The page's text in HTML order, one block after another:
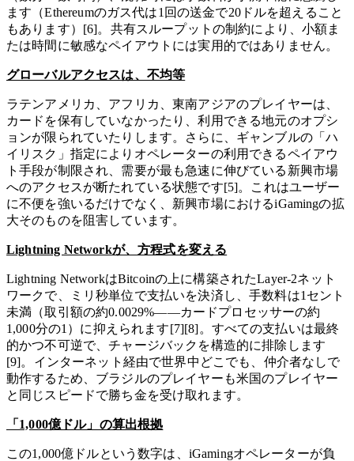
ます（Ethereumのガス代は1回の送金で20ドルを超えること
もあります）[6]。共有スループットの制約により、小額ま
たは時間に敏感なペイアウトには実用的ではありません。
グローバルアクセスは、不均等
ラテンアメリカ、アフリカ、東南アジアのプレイヤーは、
カードを保有していなかったり、利用できる地元のオプシ
ョンが限られていたりします。さらに、ギャンブルの「ハ
イリスク」指定によりオペレーターの利用できるペイアウ
ト手段が制限され、需要が最も急速に伸びている新興市場
へのアクセスが断たれている状態です[5]。これはユーザー
に不便を強いるだけでなく、新興市場におけるiGamingの拡
大そのものを阻害しています。
Lightning Networkが、方程式を変える
Lightning NetworkはBitcoinの上に構築されたLayer-2ネット
ワークで、ミリ秒単位で支払いを決済し、手数料は1セント
未満（取引額の約0.0029%——カードプロセッサーの約
1,000分の1）に抑えられます[7][8]。すべての支払いは最終
的かつ不可逆で、チャージバックを構造的に排除します
[9]。インターネット経由で世界中どこでも、仲介者なしで
動作するため、ブラジルのプレイヤーも米国のプレイヤー
と同じスピードで勝ち金を受け取れます。
「1,000億ドル」の算出根拠
この1,000億ドルという数字は、iGamingオペレーターが負